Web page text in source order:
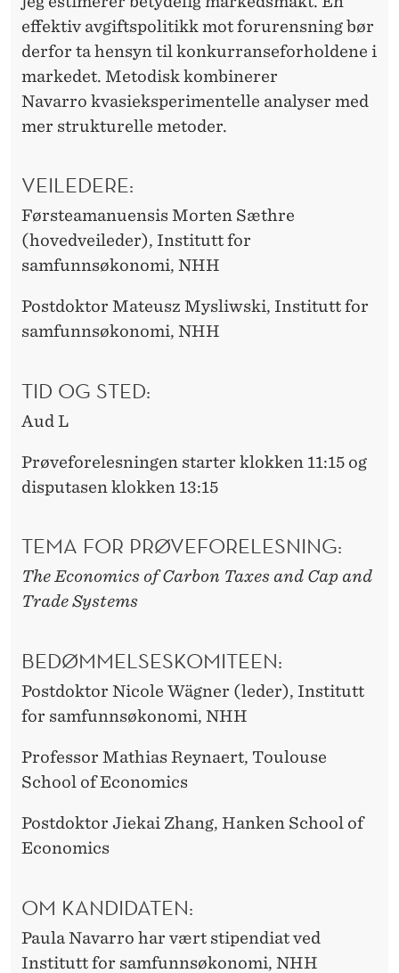
effektiv avgiftspolitikk mot forurensning bør
derfor ta hensyn til konkurranseforholdene i
markedet. Metodisk kombinerer
Navarro kvasieksperimentelle analyser med
mer strukturelle metoder.
VEILEDERE:
Førsteamanuensis Morten Sæthre
(hovedveileder), Institutt for
samfunnsøkonomi, NHH
Postdoktor Mateusz Mysliwski, Institutt for
samfunnsøkonomi, NHH
TID OG STED:
Aud L
Prøveforelesningen starter klokken 11:15 og
disputasen klokken 13:15
TEMA FOR PRØVEFORELESNING:
The Economics of Carbon Taxes and Cap and
Trade Systems
BEDØMMELSESKOMITEEN:
Postdoktor Nicole Wägner (leder), Institutt
for samfunnsøkonomi, NHH
Professor Mathias Reynaert, Toulouse
School of Economics
Postdoktor Jiekai Zhang, Hanken School of
Economics
OM KANDIDATEN:
Paula Navarro har vært stipendiat ved
Institutt for samfunnsøkonomi, NHH